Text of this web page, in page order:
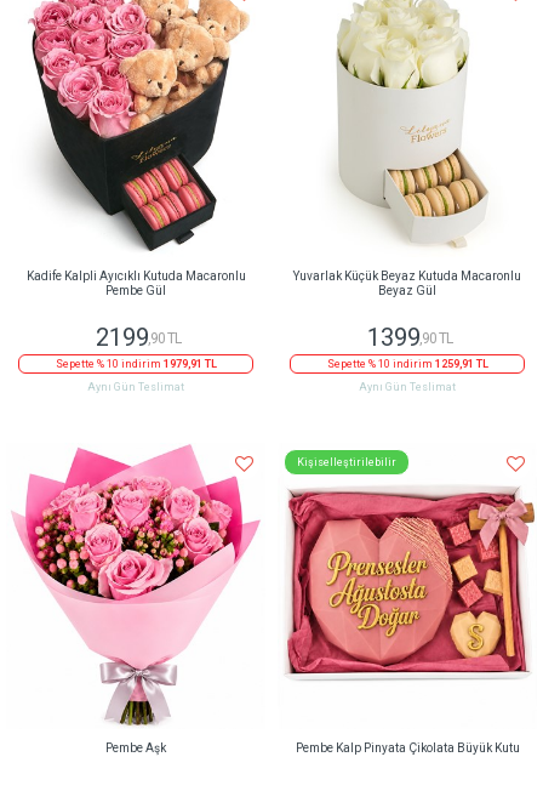
Kadife Kalpli Ayıcıklı Kutuda Macaronlu
Pembe Gül
2199,90 TL
Sepette % 10 indirim 1979,91 TL
Aynı Gün Teslimat
Yuvarlak Küçük Beyaz Kutuda Macaronlu
Beyaz Gül
1399,90 TL
Sepette % 10 indirim 1259,91 TL
Aynı Gün Teslimat
Pembe Aşk
Kişiselleştirilebilir
Pembe Kalp Pinyata Çikolata Büyük Kutu